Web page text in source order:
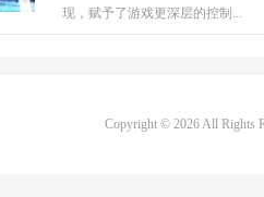
现，赋予了游戏更深层的控制...
Copyright © 2026 All Rights